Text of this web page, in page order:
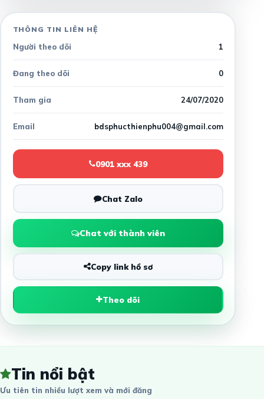
THÔNG TIN LIÊN HỆ
Người theo dõi 1
Đang theo dõi 0
Tham gia 24/07/2020
Email bdsphucthienphu004@gmail.com
0901 xxx 439
Chat Zalo
Chat với thành viên
Copy link hồ sơ
Theo dõi
Tin nổi bật
Ưu tiên tin nhiều lượt xem và mới đăng